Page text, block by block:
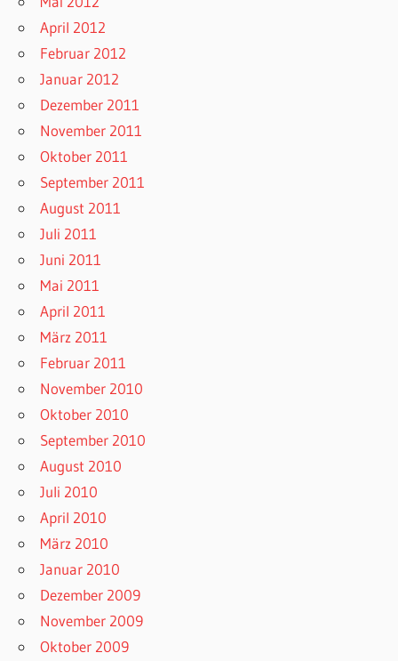
April 2012
Februar 2012
Januar 2012
Dezember 2011
November 2011
Oktober 2011
September 2011
August 2011
Juli 2011
Juni 2011
Mai 2011
April 2011
März 2011
Februar 2011
November 2010
Oktober 2010
September 2010
August 2010
Juli 2010
April 2010
März 2010
Januar 2010
Dezember 2009
November 2009
Oktober 2009